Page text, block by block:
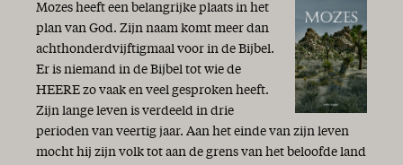
Mozes heeft een belangrijke plaats in het
plan van God. Zijn naam komt meer dan
achthonderdvijftigmaal voor in de Bijbel.
Er is niemand in de Bijbel tot wie de
HEERE zo vaak en veel gesproken heeft.
Zijn lange leven is verdeeld in drie
perioden van veertig jaar. Aan het einde van zijn leven
mocht hij zijn volk tot aan de grens van het beloofde land